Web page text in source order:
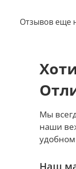
Отзывов еще
Мы
наши